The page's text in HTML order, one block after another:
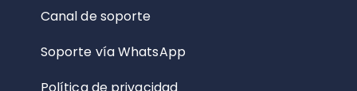
Canal de soporte
Soporte vía WhatsApp
Política de privacidad